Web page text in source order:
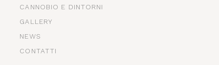
CANNOBIO E DINTORNI
GALLERY
NEWS
CONTATTI